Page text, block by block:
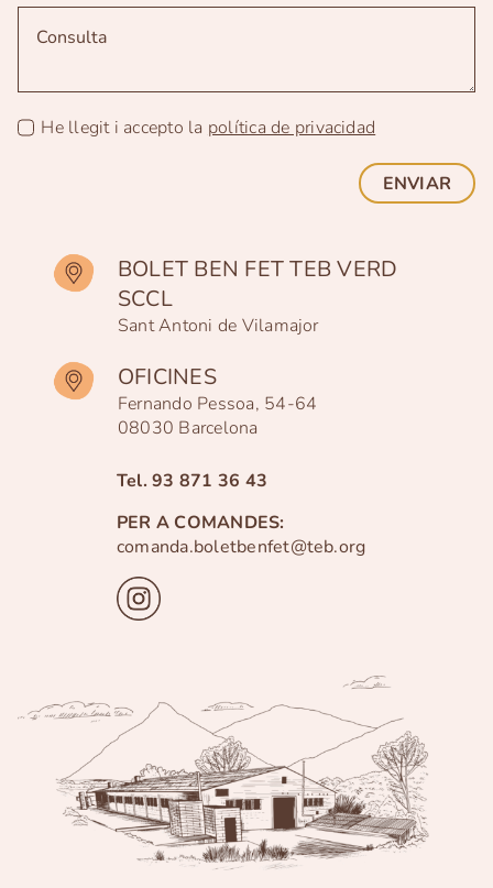
He llegit i accepto la política de privacidad
ENVIAR
BOLET BEN FET TEB VERD
SCCL
Sant Antoni de Vilamajor
OFICINES
Fernando Pessoa, 54-64
08030 Barcelona
Tel.93 871 36 43
PER A COMANDES:
comanda.boletbenfet@teb.org